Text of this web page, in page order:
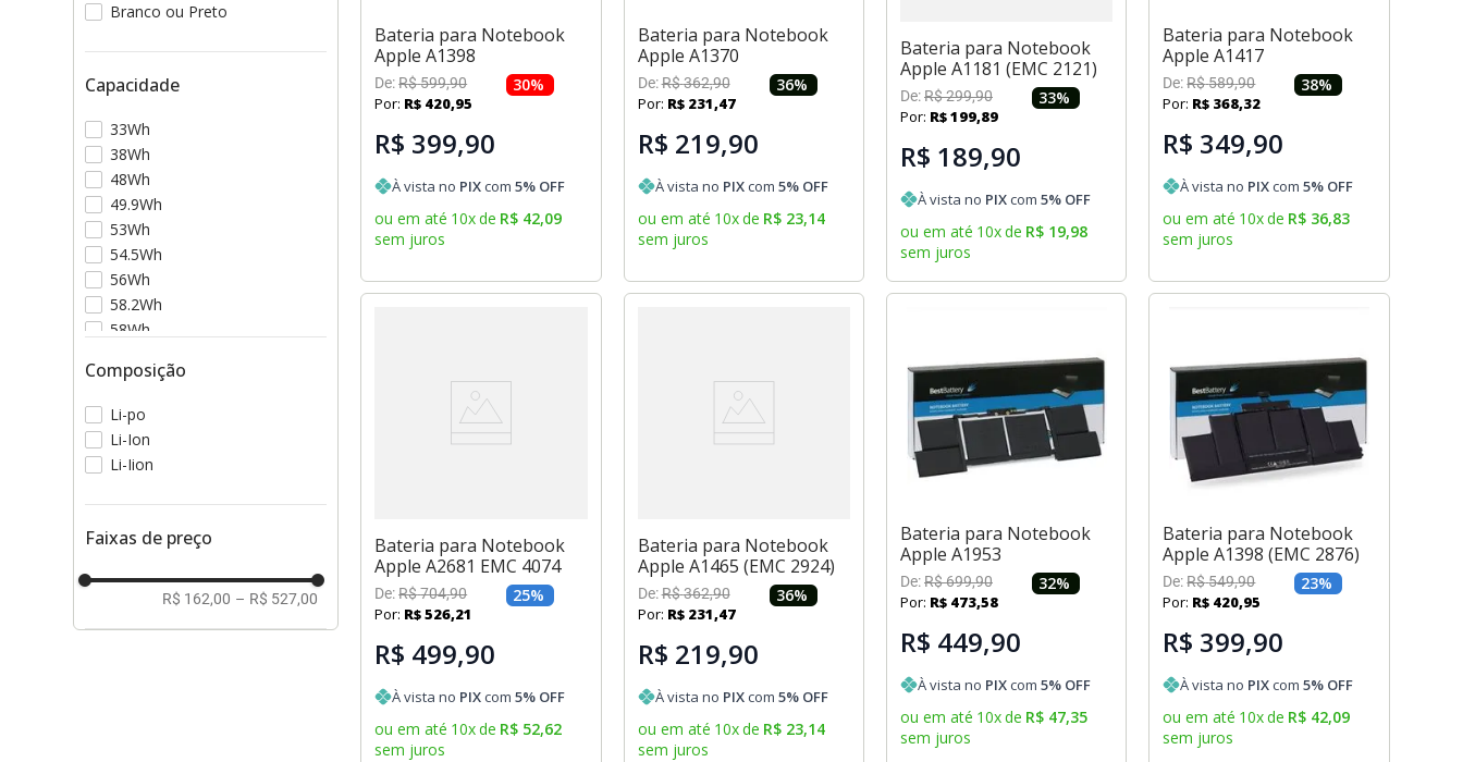
Branco ou Preto
Capacidade
33Wh
38Wh
48Wh
49.9Wh
53Wh
54.5Wh
56Wh
58.2Wh
58Wh
Composição
Li-po
Li-Ion
Li-Iion
Faixas de preço
R$ 162,00 – R$ 527,00
Bateria para Notebook
Apple A1398
De:R$599,90 30%
Por: R$ 420,95
R$ 399,90
À vista no PIXcom5% OFF
ou em até 10xde R$ 42,09
sem juros
Bateria para Notebook
Apple A1370
De:R$362,90 36%
Por: R$ 231,47
R$ 219,90
À vista no PIXcom 5% OFF
ou em até 10xde R$ 23,14
sem juros
Bateria para Notebook
Apple A1181 (EMC 2121)
De:R$299,90 33%
Por: R$199,89
R$ 189,90
À vista no PIXcom 5% OFF
ou em até 10xde R$ 19,98
sem juros
Bateria para Notebook
Apple A1417
De:R$589,90 38%
Por: R$ 368,32
R$ 349,90
À vista no PIXcom5% OFF
ou em até 10xde R$ 36,83
sem juros
Bateria para Notebook
Apple A2681 EMC 4074
De:R$704,90 25%
Por: R$526,21
R$ 499,90
À vista no PIXcom5% OFF
ou em até 10xde R$ 52,62
sem juros
Bateria para Notebook
Apple A1465 (EMC 2924)
De:R$362,90 36%
Por: R$ 231,47
R$ 219,90
À vista no PIXcom 5% OFF
ou em até 10xde R$ 23,14
sem juros
Bateria para Notebook
Apple A1953
De:R$699,90 32%
Por: R$ 473,58
R$ 449,90
À vista no PIXcom 5% OFF
ou em até 10xde R$ 47,35
sem juros
Bateria para Notebook
Apple A1398 (EMC 2876)
De:R$549,90 23%
Por: R$ 420,95
R$ 399,90
À vista no PIXcom5% OFF
ou em até 10xde R$ 42,09
sem juros